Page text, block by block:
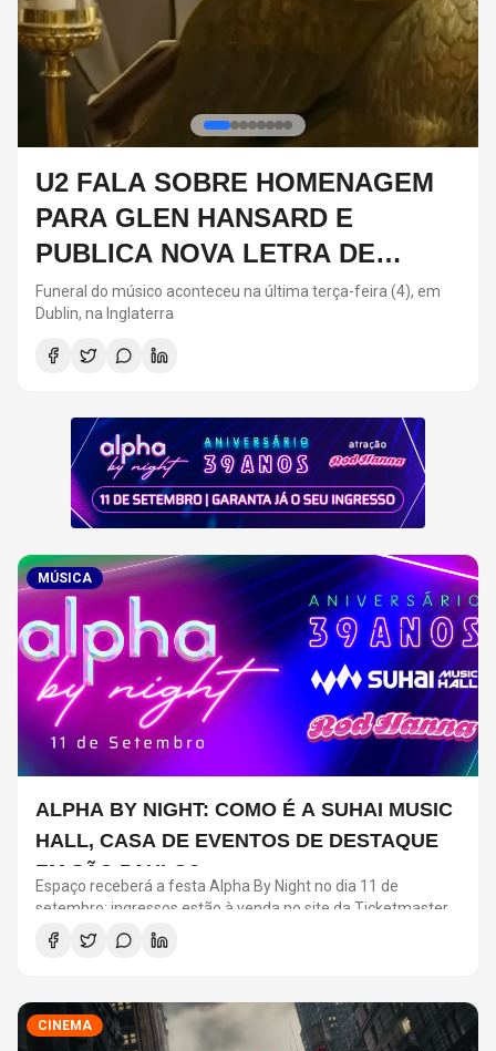
DIA DOS PAIS: ARTISTAS QUE
SEGUIRAM OS PASSOS DOS
PAIS NA MÚSICA
Neste ano, o Dia dos Pais acontece neste domingo (9)
MÚSICA
ALPHA BY NIGHT: COMO É A SUHAI MUSIC
HALL, CASA DE EVENTOS DE DESTAQUE
EM SÃO PAULO?
Espaço receberá a festa Alpha By Night no dia 11 de
setembro; ingressos estão à venda no site da Ticketmaster
Brasil
CINEMA